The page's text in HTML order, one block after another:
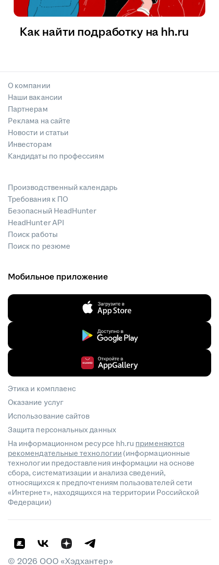
Как найти подработку на hh.ru
О компании
Наши вакансии
Партнерам
Реклама на сайте
Новости и статьи
Инвесторам
Кандидаты по профессиям
Производственный календарь
Требования к ПО
Безопасный HeadHunter
HeadHunter API
Поиск работы
Поиск по резюме
Мобильное приложение
Этика и комплаенс
Оказание услуг
Использование сайтов
Защита персональных данных
На информационном ресурсе hh.ru применяются
рекомендательные технологии(информационные
технологии предоставления информации на основе
сбора, систематизации и анализа сведений,
относящихся к предпочтениям пользователей сети
«Интернет», находящихся на территории Российской
Федерации)
© 2026 ООО «Хэдхантер»